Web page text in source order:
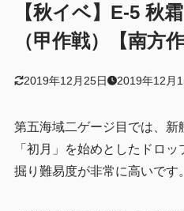
【秋イベ】E-5 秋
（甲作戦）【南方作
2019年12月25日 2019年12月
第五海域二ゲージ目では、新
「初月」を始めとしたドロッ
掘り難易度が非常に高いです。
2.1 第一艦隊
2.2 第二艦隊
2.3 基地航空隊